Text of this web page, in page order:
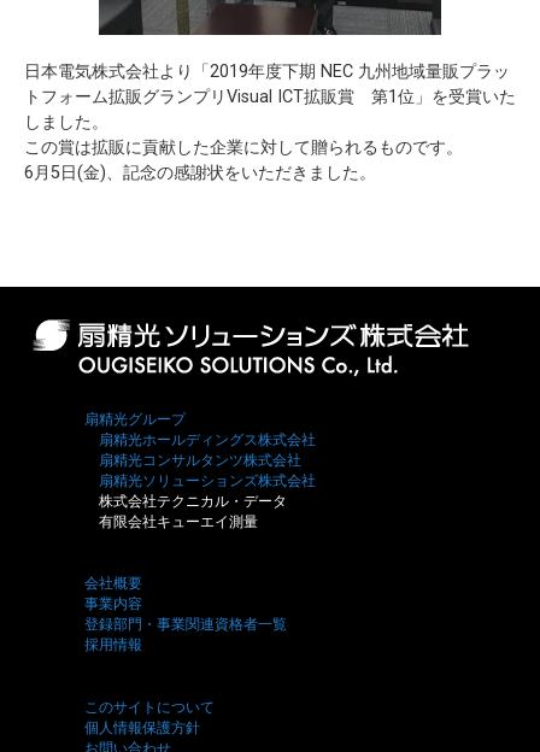
日本電気株式会社より「2019年度下期 NEC 九州地域量販プラッ
トフォーム拡販グランプリVisual ICT拡販賞 第1位」を受賞いた
しました。
この賞は拡販に貢献した企業に対して贈られるものです。
6月5日(金)、記念の感謝状をいただきました。
扇精光グループ
扇精光ホールディングス株式会社
扇精光コンサルタンツ株式会社
扇精光ソリューションズ株式会社
株式会社テクニカル・データ
有限会社キューエイ測量
会社概要
事業内容
登録部門・事業関連資格者一覧
採用情報
このサイトについて
個人情報保護方針
お問い合わせ